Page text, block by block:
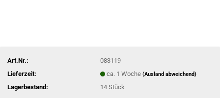
Art.Nr.:
083119
Lieferzeit:
ca. 1 Woche(Ausland abweichend)
Lagerbestand: 14Stück